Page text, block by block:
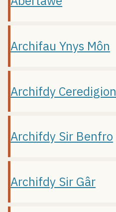
Archifau Ynys Môn
Archifdy Ceredigion
Archifdy Sir Benfro
Archifdy Sir Gâr